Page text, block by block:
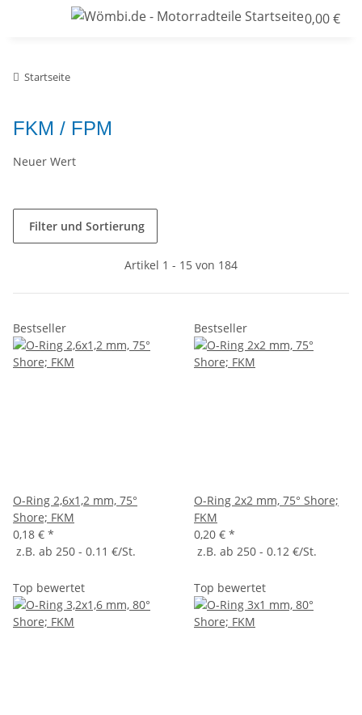
0,00 €
Startseite
FKM / FPM
Neuer Wert
Filter und Sortierung
Artikel 1 - 15 von 184
Bestseller
O-Ring 2,6x1,2 mm, 75°
Shore; FKM
0,18 € *
z.B. ab 250 - 0.11 €/St.
Bestseller
O-Ring 2x2 mm, 75° Shore;
FKM
0,20 € *
z.B. ab 250 - 0.12 €/St.
Top bewertet Top bewertet